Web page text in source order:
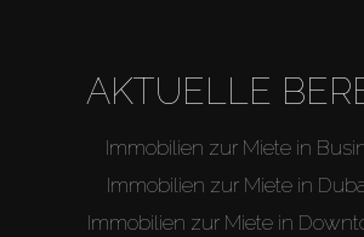
AKTUELLE
Immobilien zur Miete in
Immobilien zur Miete in
Immobilien zur Miete in